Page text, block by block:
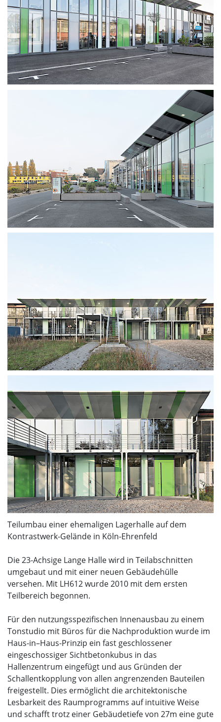
Teilumbau einer ehemaligen Lagerhalle auf dem
Kontrastwerk-Gelände in Köln-Ehrenfeld
Die 23-Achsige Lange Halle wird in Teilabschnitten
umgebaut und mit einer neuen Gebäudehülle
versehen. Mit LH612 wurde 2010 mit dem ersten
Teilbereich begonnen.
Für den nutzungsspezifischen Innenausbau zu einem
Tonstudio mit Büros für die Nachproduktion wurde im
Haus-in–Haus-Prinzip ein fast geschlossener
eingeschossiger Sichtbetonkubus in das
Hallenzentrum eingefügt und aus Gründen der
Schallentkopplung von allen angrenzenden Bauteilen
freigestellt. Dies ermöglicht die architektonische
Lesbarkeit des Raumprogramms auf intuitive Weise
und schafft trotz einer Gebäudetiefe von 27m eine gute